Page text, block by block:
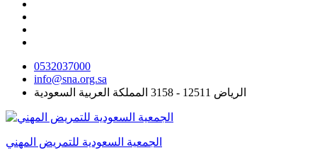
0532037000
info@sna.org.sa
الرياض 12511 - 3158 المملكة العربية السعودية
الجمعية السعودية للتمريض المهني